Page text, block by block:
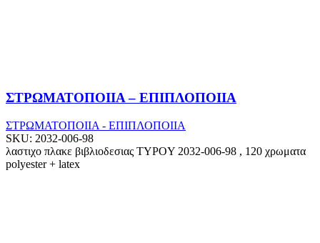
ΣΤΡΩΜΑΤΟΠΟΙΙΑ – ΕΠΙΠΛΟΠΟΙΙΑ
ΣΤΡΩΜΑΤΟΠΟΙΙΑ - ΕΠΙΠΛΟΠΟΙΙΑ
SKU: 2032-006-98
λαστιχο πλακε βιβλιοδεσιας TYPOY 2032-006-98 , 120 χρωματα
polyester + latex